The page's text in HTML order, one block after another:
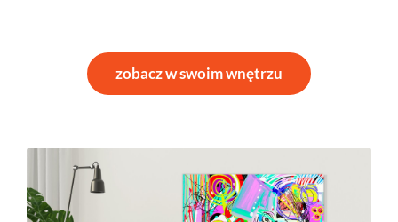
zobacz w swoim wnętrzu